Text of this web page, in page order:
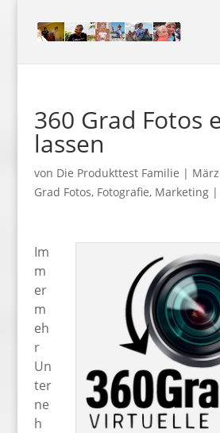
360 Grad Fotos
lassen
von Die Produkttest Familie |
Grad Fotos, Fotografie, Marketing|
Im
m
er
m
eh
r
Un
ter
ne
h